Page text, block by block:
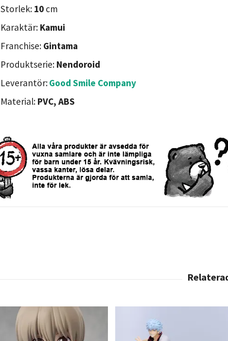
Storlek: 10 cm
Karaktär: Kamui
Franchise: Gintama
Produktserie: Nendoroid
Leverantör:Good Smile Company
Material: PVC, ABS